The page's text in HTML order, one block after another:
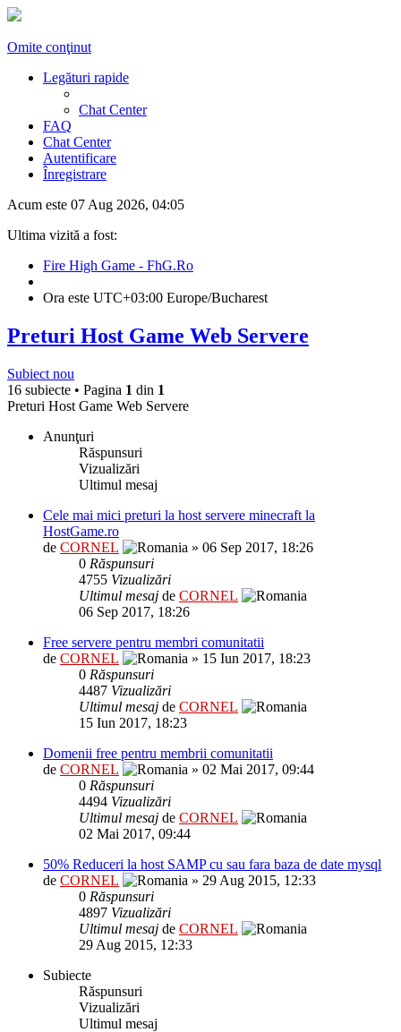
Omite conţinut
Legături rapide
Chat Center
FAQ
Chat Center
Autentificare
Înregistrare
Acum este 07 Aug 2026, 04:05
Ultima vizită a fost:
Fire High Game - FhG.Ro
Ora este UTC+03:00 Europe/Bucharest
Preturi Host Game Web Servere
Subiect nou
16 subiecte • Pagina 1 din 1
Preturi Host Game Web Servere
Anunţuri
Răspunsuri
Vizualizări
Ultimul mesaj
Cele mai mici preturi la host servere minecraft la
HostGame.ro
de CORNEL
» 06 Sep 2017, 18:26
0 Răspunsuri
4755 Vizualizări
Ultimul mesaj de CORNEL
06 Sep 2017, 18:26
Free servere pentru membri comunitatii
de CORNEL
» 15 Iun 2017, 18:23
0 Răspunsuri
4487 Vizualizări
Ultimul mesaj de CORNEL
15 Iun 2017, 18:23
Domenii free pentru membrii comunitatii
de CORNEL
» 02 Mai 2017, 09:44
0 Răspunsuri
4494 Vizualizări
Ultimul mesaj de CORNEL
02 Mai 2017, 09:44
50% Reduceri la host SAMP cu sau fara baza de date mysql
de CORNEL
» 29 Aug 2015, 12:33
0 Răspunsuri
4897 Vizualizări
Ultimul mesaj de CORNEL
29 Aug 2015, 12:33
Subiecte
Răspunsuri
Vizualizări
Ultimul mesaj